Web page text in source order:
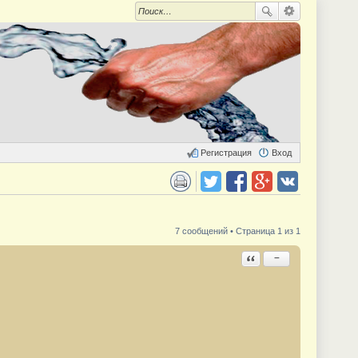
Вход
Регистрация
7 сообщений • Страница 1 из 1
Ответить с цитатой
−